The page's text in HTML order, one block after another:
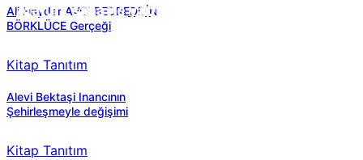
Ali Haydar AVCI BEDREDDİN
BÖRKLÜCE Gerçeği
Kitap Tanıtım
Alevi Bektaşi Inancının
Şehirleşmeyle değişimi
Kitap Tanıtım
Atatürk sana ne yaptı?